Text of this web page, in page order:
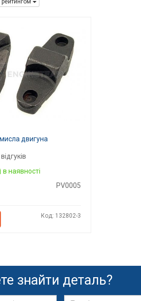
рейтингом
двигуна
в наявності
PV0005
Код: 132802-3
знайти деталь?